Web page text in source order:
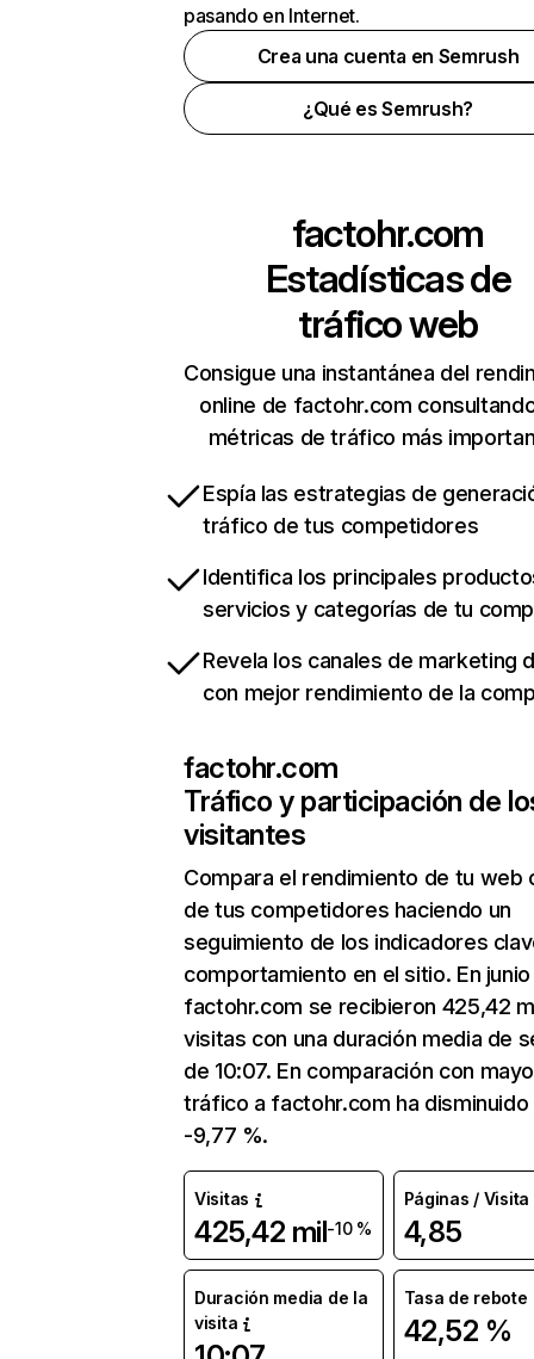
pasando en Internet.
Crea una cuenta en Semrush
¿Qué es Semrush?
factohr.com
Estadísticas de
tráfico web
Consigue una instantánea del
online de factohr.com
métricas de tráfico más
Espía las estrategias de
tráfico de tus competidores
Identifica los principales
servicios y categorías de tu
Revela los canales de marketing
con mejor rendimiento de la
factohr.com
Tráfico y participación de
visitantes
Compara el rendimiento de tu web
de tus competidores haciendo un
seguimiento de los indicadores
comportamiento en el sitio. En junio
factohr.com se recibieron 425,42
visitas con una duración media de
de 10:07. En comparación con
tráfico a factohr.com ha disminuido
-9,77 %.
Visitas
425,42 mil-10 %
Páginas / Visita
4,85
Duración media de la
visita
Tasa de rebote
42,52 %